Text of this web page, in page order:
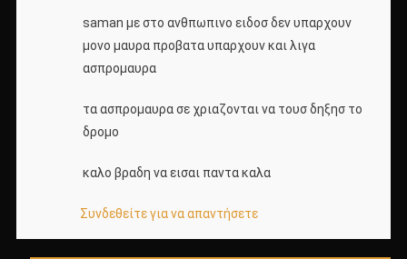
saman με στο ανθπωπινο ειδοσ δεν υπαρχουν
μονο μαυρα προβατα υπαρχουν και λιγα
ασπρομαυρα
τα ασπρομαυρα σε χριαζονται να τουσ δηξησ το
δρομο
καλο βραδη να εισαι παντα καλα
Συνδεθείτε για να απαντήσετε